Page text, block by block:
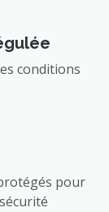
conditions
pour